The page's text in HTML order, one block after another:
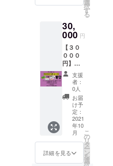
催日１
週間前
までに
お届け
しま
す。
無料飲
ケット×
３また
は読谷
村公認
キャラ
クター
「よみ
とん」
トート
バック
・読谷
鳳フェ
スティ
バルオ
リジナ
ルTシャ
ル チ
選
択
す
る
30,
000 円
【３０
０００
円】
グッズ
コース
・お礼
のメー
ル ・
「よみ
とん」
ステッ
カー ・
当日使
用でき
る１食
支援
者：
0人
お届
け予
定：
2021
年10
月
詳細を見る
こ
の
リ
タ
ー
ン
を
選